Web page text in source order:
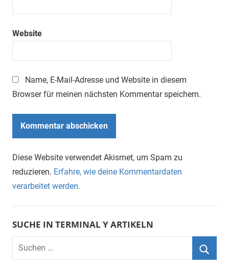
Website
Name, E-Mail-Adresse und Website in diesem
Browser für meinen nächsten Kommentar speichern.
Diese Website verwendet Akismet, um Spam zu
reduzieren. Erfahre, wie deine Kommentardaten
verarbeitet werden.
SUCHE IN TERMINAL Y ARTIKELN
Suchen
nach: